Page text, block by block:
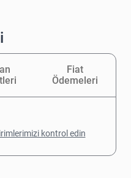
Fiat
Ödemeleri
kontrol edin